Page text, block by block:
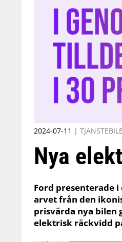
2024-07-11 |
Nya
Ford presenterade
arvet från den
prisvärda nya
elektrisk räckvidd